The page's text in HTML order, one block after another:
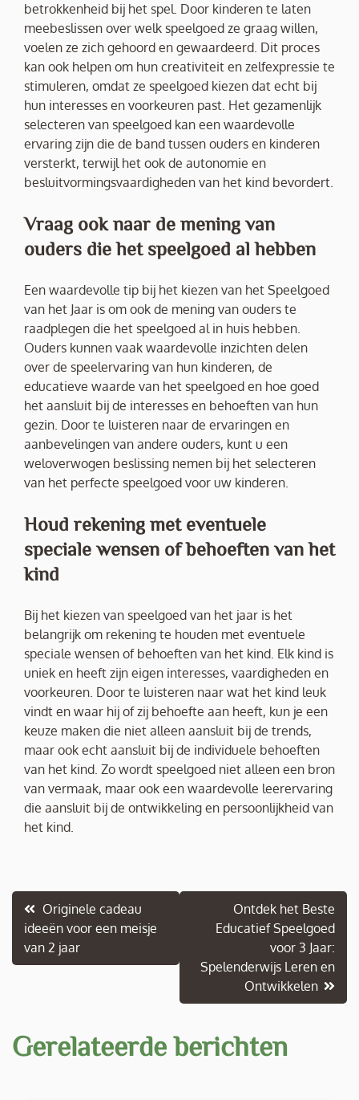
betrokkenheid bij het spel. Door kinderen te laten
meebeslissen over welk speelgoed ze graag willen,
voelen ze zich gehoord en gewaardeerd. Dit proces
kan ook helpen om hun creativiteit en zelfexpressie te
stimuleren, omdat ze speelgoed kiezen dat echt bij
hun interesses en voorkeuren past. Het gezamenlijk
selecteren van speelgoed kan een waardevolle
ervaring zijn die de band tussen ouders en kinderen
versterkt, terwijl het ook de autonomie en
besluitvormingsvaardigheden van het kind bevordert.
Vraag ook naar de mening van
ouders die het speelgoed al hebben
Een waardevolle tip bij het kiezen van het Speelgoed
van het Jaar is om ook de mening van ouders te
raadplegen die het speelgoed al in huis hebben.
Ouders kunnen vaak waardevolle inzichten delen
over de speelervaring van hun kinderen, de
educatieve waarde van het speelgoed en hoe goed
het aansluit bij de interesses en behoeften van hun
gezin. Door te luisteren naar de ervaringen en
aanbevelingen van andere ouders, kunt u een
weloverwogen beslissing nemen bij het selecteren
van het perfecte speelgoed voor uw kinderen.
Houd rekening met eventuele
speciale wensen of behoeften van het
kind
Bij het kiezen van speelgoed van het jaar is het
belangrijk om rekening te houden met eventuele
speciale wensen of behoeften van het kind. Elk kind is
uniek en heeft zijn eigen interesses, vaardigheden en
voorkeuren. Door te luisteren naar wat het kind leuk
vindt en waar hij of zij behoefte aan heeft, kun je een
keuze maken die niet alleen aansluit bij de trends,
maar ook echt aansluit bij de individuele behoeften
van het kind. Zo wordt speelgoed niet alleen een bron
van vermaak, maar ook een waardevolle leerervaring
die aansluit bij de ontwikkeling en persoonlijkheid van
het kind.
Berichtnavigatie
Originele cadeau
ideeën voor een meisje
van 2 jaar
Ontdek het Beste
Educatief Speelgoed
voor 3 Jaar:
Spelenderwijs Leren en
Ontwikkelen
Gerelateerde berichten